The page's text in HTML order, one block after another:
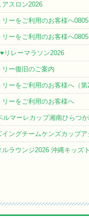
アスロン2026
リーをご利用のお客様へ0805
リーをご利用のお客様へ0805
リレーマラソン2026
リー復旧のご案内
リーをご利用のお客様へ（
リーをご利用のお客様へ
ルマーレカップ湘南ひらつ
イングチームケンズカップ
ルラウンジ2026 沖縄キッズ